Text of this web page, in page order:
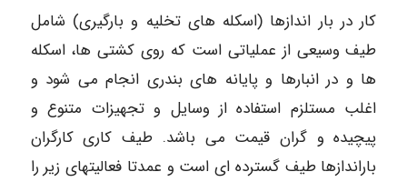
کار در بار اندازها (اسکله های تخلیه و بارگیری) شامل
طیف وسیعی از عملیاتی است که روی کشتی ها، اسکله
ها و در انبارها و پایانه های بندری انجام می شود و
اغلب مستلزم استفاده از وسایل و تجهیزات متنوع و
پیچیده و گران قیمت می باشد. طیف کاری کارگران
باراندازها طیف گسترده ای است و عمدتا فعالیتهای زیر را